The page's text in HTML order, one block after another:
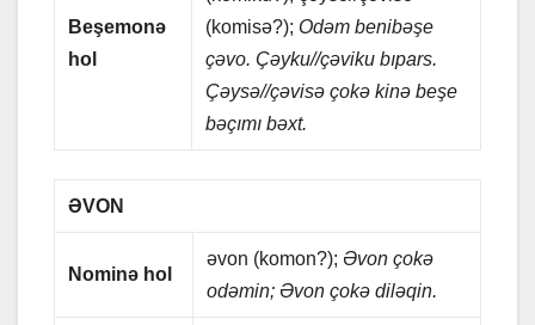
Bеşеmonə
hol
(komisə?); Odəm bеnibəşе
çəvo. Çəyku//çəviku bıpаrs.
Çəysə//çəvisə çokə kinə bеşе
bəçımı bəxt.
ƏVON
Nominə hol
əvon (komon?); Əvon çokə
odəmin; Əvon çokə diləqin.